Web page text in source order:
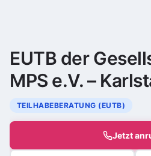
EUTB der
MPS e.V. –
TEILHABEBERATUNG (EUTB)
Jetzt